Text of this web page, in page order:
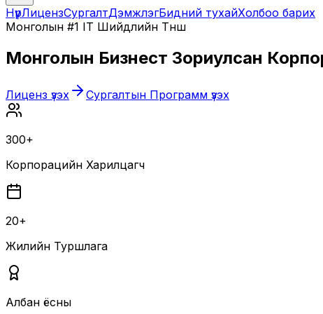
НүүрЛицензСургалтДэмжлэгБидний тухайХолбоо барих
Монголын #1 IT Шийдлийн Түнш
Монголын Бизнест Зориулсан
Лиценз үзэх Сургалтын Программ үзэх
300+
Корпорацийн Харилцагч
20+
Жилийн Туршлага
Албан ёсны